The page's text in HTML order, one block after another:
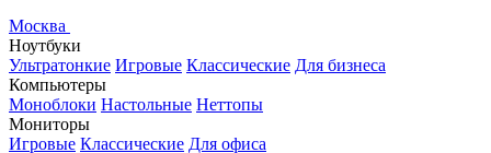
Москва
Ноутбуки
Ультратонкие Игровые Классические Для бизнеса
Компьютеры
Моноблоки Настольные Неттопы
Мониторы
Игровые Классические Для офиса